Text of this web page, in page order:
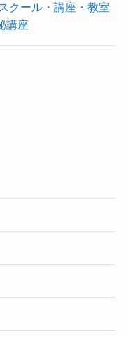
クール・講座・教室
講座